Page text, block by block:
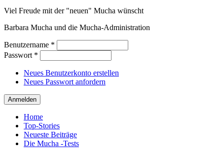
Viel Freude mit der "neuen" Mucha wünscht
Barbara Mucha und die Mucha-Administration
Benutzername *
Passwort *
Neues Benutzerkonto erstellen
Neues Passwort anfordern
Home
Top-Stories
Neueste Beiträge
Die Mucha -Tests